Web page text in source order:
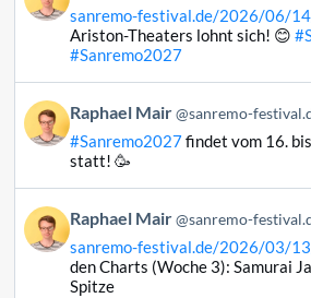
ansehen
von
Raphael
ansehen
sanremo-festival.de/2026/06/
Ariston-Theaters lohnt sich! 😊
#Sanremo2027
Beitrag
von
Raphael
Bluesky
ansehen
Raphael Mair @sanremo-
#Sanremo2027findet vom 16.
statt! 🥳
Beitrag
von
Raphael
Raphael Mair @sanremo-
sanremo-festival.de/2026/03/
den Charts (Woche 3): Samurai
Spitze